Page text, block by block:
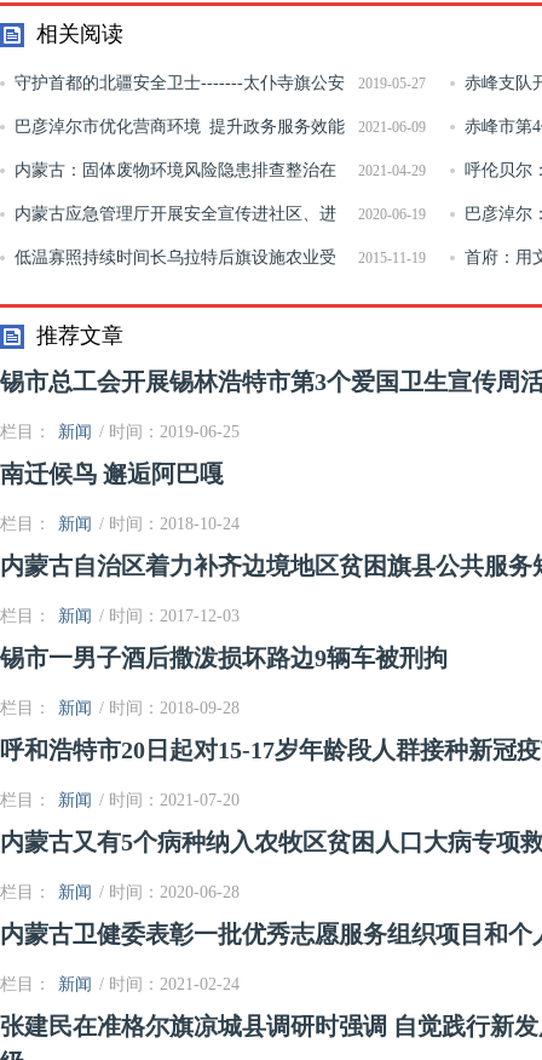
相关阅读
2019-05-27
守护首都的北疆安全卫士-------太仆寺旗公安
局三号地高速公安检查站站长王怀国
赤峰支队
火救援跨区
2021-06-09
巴彦淖尔市优化营商环境 提升政务服务效能
释放经济发展动能
赤峰市第
2021-04-29
内蒙古：固体废物环境风险隐患排查整治在
行动！
呼伦贝尔
及3.7万余
2020-06-19
内蒙古应急管理厅开展安全宣传进社区、进
企业活动
巴彦淖尔
事
2015-11-19
低温寡照持续时间长乌拉特后旗设施农业受
影响
首府：用
推荐文章
锡市总工会开展锡林浩特市第3个爱国卫生宣传周
栏目： 新闻 / 时间：2019-06-25
南迁候鸟 邂逅阿巴嘎
栏目： 新闻 / 时间：2018-10-24
内蒙古自治区着力补齐边境地区贫困旗县公共服务
栏目： 新闻 / 时间：2017-12-03
锡市一男子酒后撒泼损坏路边9辆车被刑拘
栏目： 新闻 / 时间：2018-09-28
呼和浩特市20日起对15-17岁年龄段人群接种新冠
栏目： 新闻 / 时间：2021-07-20
内蒙古又有5个病种纳入农牧区贫困人口大病专项
栏目： 新闻 / 时间：2020-06-28
内蒙古卫健委表彰一批优秀志愿服务组织项目和个
栏目： 新闻 / 时间：2021-02-24
张建民在准格尔旗凉城县调研时强调 自觉践行新